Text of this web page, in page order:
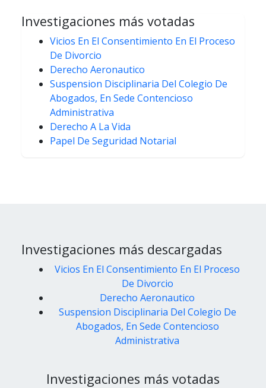
Investigaciones más votadas
Vicios En El Consentimiento En El Proceso
De Divorcio
Derecho Aeronautico
Suspension Disciplinaria Del Colegio De
Abogados, En Sede Contencioso
Administrativa
Derecho A La Vida
Papel De Seguridad Notarial
Investigaciones más descargadas
Vicios En El Consentimiento En El Proceso
De Divorcio
Derecho Aeronautico
Suspension Disciplinaria Del Colegio De
Abogados, En Sede Contencioso
Administrativa
Investigaciones más votadas